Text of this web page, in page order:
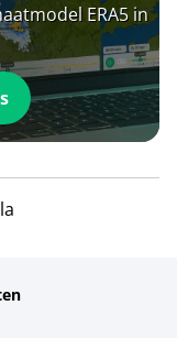
ERA5 in